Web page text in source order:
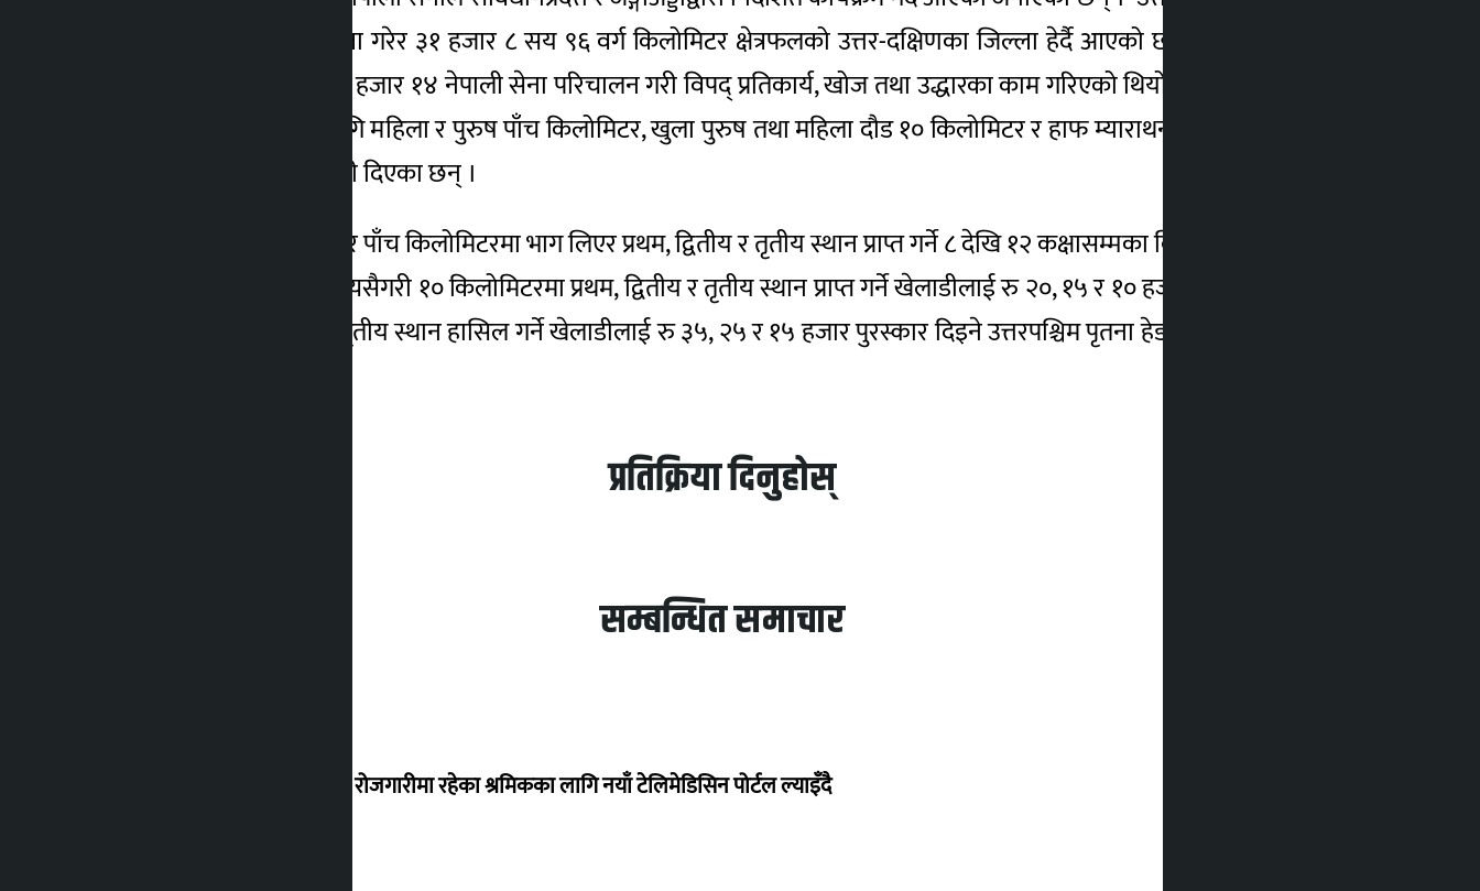
आठ र लुम्बिनीका दुई जिल्ला गरेर ३१ हजार ८ सय ९६ वर्ग किलोमिटर क्षेत्रफलको उत्तर-दक्षिणका जिल्ला हेर्दै आएको छ’, महासेनानी खड्काले भने,
‘जाजरकोट भूकम्पका बेला १ हजार १४ नेपाली सेना परिचालन गरी विपद् प्रतिकार्य, खोज तथा उद्धारका काम गरिएको थियो ।’ उनले यही फागुन १२ गते
कक्षा ८ देखि १२ सम्मका लागि महिला र पुरुष पाँच किलोमिटर, खुला पुरुष तथा महिला दौड १० किलोमिटर र हाफ म्याराथन २१ किलोमिटर, खुला पुरुष
दौड प्रतियोगिता हुने जानकारी दिएका छन् ।
महासेनानी खड्काका अनुसार पाँच किलोमिटरमा भाग लिएर प्रथम, द्वितीय र तृतीय स्थान प्राप्त गर्ने ८ देखि १२ कक्षासम्मका विद्यार्थीलाई क्रमश:रु १०, ५ र
३ हजार पुरस्कार दिइनेछ । त्यसैगरी १० किलोमिटरमा प्रथम, द्वितीय र तृतीय स्थान प्राप्त गर्ने खेलाडीलाई रु २०, १५ र १० हजार तथा २१ किलोमिटर हाफ
म्याराथनमा प्रथम, द्वितीय र तृतीय स्थान हासिल गर्ने खेलाडीलाई रु ३५, २५ र १५ हजार पुरस्कार दिइने उत्तरपश्चिम पृतना हेडक्वार्टर सुर्खेतले जनाएको छ
प्रतिक्रिया दिनुहोस्
सम्बन्धित समाचार
वैदेशिक रोजगारीमा रहेका श्रमिकका लागि नयाँ टेलिमेडिसिन पोर्टल ल्याइँदै